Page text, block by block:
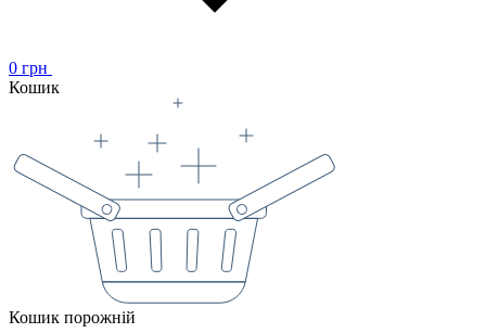
0 грн
Кошик
Кошик порожній